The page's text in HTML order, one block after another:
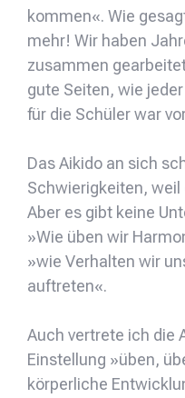
kommen«. Wie
mehr! Wir haben
zusammen
gute Seiten, wie
für die Schüler war
Das Aikido an sich
Schwierigkeiten, weil
Aber es gibt keine
»Wie üben wir
»wie Verhalten wir
auftreten«.
Auch vertrete ich die
Einstellung »üben,
körperliche